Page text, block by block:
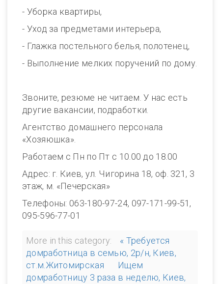
- Уборка квартиры,
- Уход за предметами интерьера,
- Глажка постельного белья, полотенец,
- Выполнение мелких поручений по дому.
Звоните, резюме не читаем. У нас есть
другие вакансии, подработки.
Агентство домашнего персонала
«Хозяюшка».
Работаем с Пн по Пт с 10.00 до 18.00
Адрес: г. Киев, ул. Чигорина 18, оф. 321, 3
этаж, м. «Печерская»
Телефоны: 063-180-97-24, 097-171-99-51,
095-596-77-01
More in this category:
« Требуется
домработница в семью, 2р/н, Киев,
ст.м.Житомирская
Ищем
домработницу 3 раза в неделю, Киев,